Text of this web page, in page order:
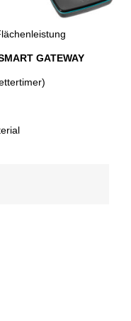
GATEWAY